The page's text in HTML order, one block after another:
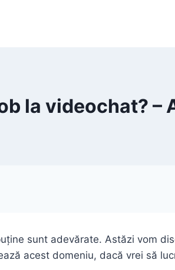
la videochat? –
sunt adevărate. Astăzi vom
acest domeniu, dacă vrei să